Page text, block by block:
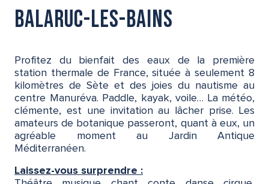
Balaruc-les-Bains
Profitez du bienfait des eaux de la première
station thermale de France, située à seulement 8
kilomètres de Sète et des joies du nautisme au
centre Manuréva. Paddle, kayak, voile… La météo,
clémente, est une invitation au lâcher prise. Les
amateurs de botanique passeront, quant à eux, un
agréable moment au Jardin Antique
Méditerranéen.
Laissez-vous surprendre :